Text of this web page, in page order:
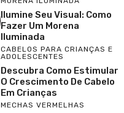
Ilumine Seu Visual: Como
Fazer Um Morena
Iluminada
CABELOS PARA CRIANÇAS E
ADOLESCENTES
Descubra Como Estimular
O Crescimento De Cabelo
Em Crianças
MECHAS VERMELHAS